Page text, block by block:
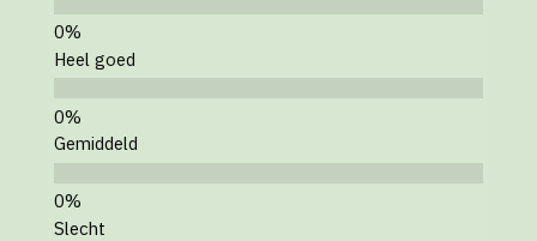
Heel goed
Gemiddeld
Slecht